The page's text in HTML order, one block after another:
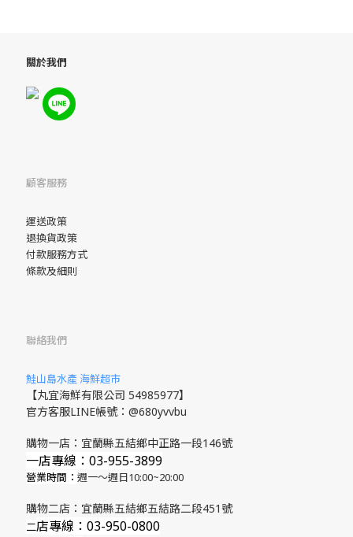
關於我們
顧客服務
運送政策
退換貨政策
付款服務方式
條款及細則
聯絡我們
鮭山島水產 海鮮超市
【丸宜海鮮有限公司 54985977】
官方客服LINE帳號：@680yvvbu
購物一店：宜蘭縣五結鄉中正路一段146號
一店專線：03-955-3899
營業時間： 週一～週日10:00~20:00
購物二店：宜蘭縣五結鄉五結路二段451號
​二店專線 ：03-950-0800